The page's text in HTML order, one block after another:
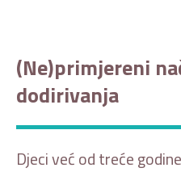
(Ne)primjereni
dodirivanja
Djeci već od treće